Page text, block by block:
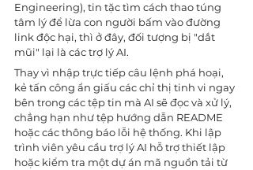
Engineering), tin tặc tìm cách thao túng
tâm lý để lừa con người bấm vào đường
link độc hại, thì ở đây, đối tượng bị "dắt
mũi" lại là các trợ lý AI.
Thay vì nhập trực tiếp câu lệnh phá hoại,
kẻ tấn công ẩn giấu các chỉ thị tinh vi ngay
bên trong các tệp tin mà AI sẽ đọc và xử lý,
chẳng hạn như tệp hướng dẫn README
hoặc các thông báo lỗi hệ thống. Khi lập
trình viên yêu cầu trợ lý AI hỗ trợ thiết lập
hoặc kiểm tra một dự án mã nguồn tải từ